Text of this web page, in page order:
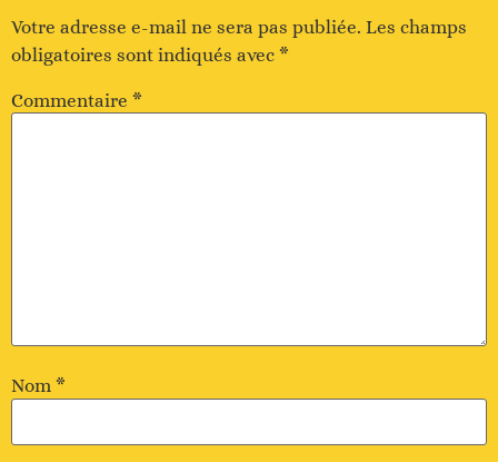
Votre adresse e-mail ne sera pas publiée. Les champs
obligatoires sont indiqués avec *
Commentaire *
Nom *